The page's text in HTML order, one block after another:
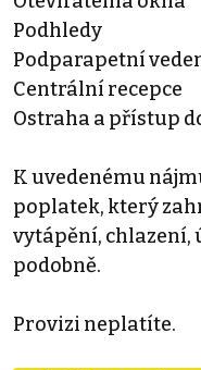
Podhledy
Podparapetní
Centrální recepce
Ostraha a přístup
K uvedenému
poplatek, který
vytápění, chlazení,
podobně.
Provizi neplatíte.